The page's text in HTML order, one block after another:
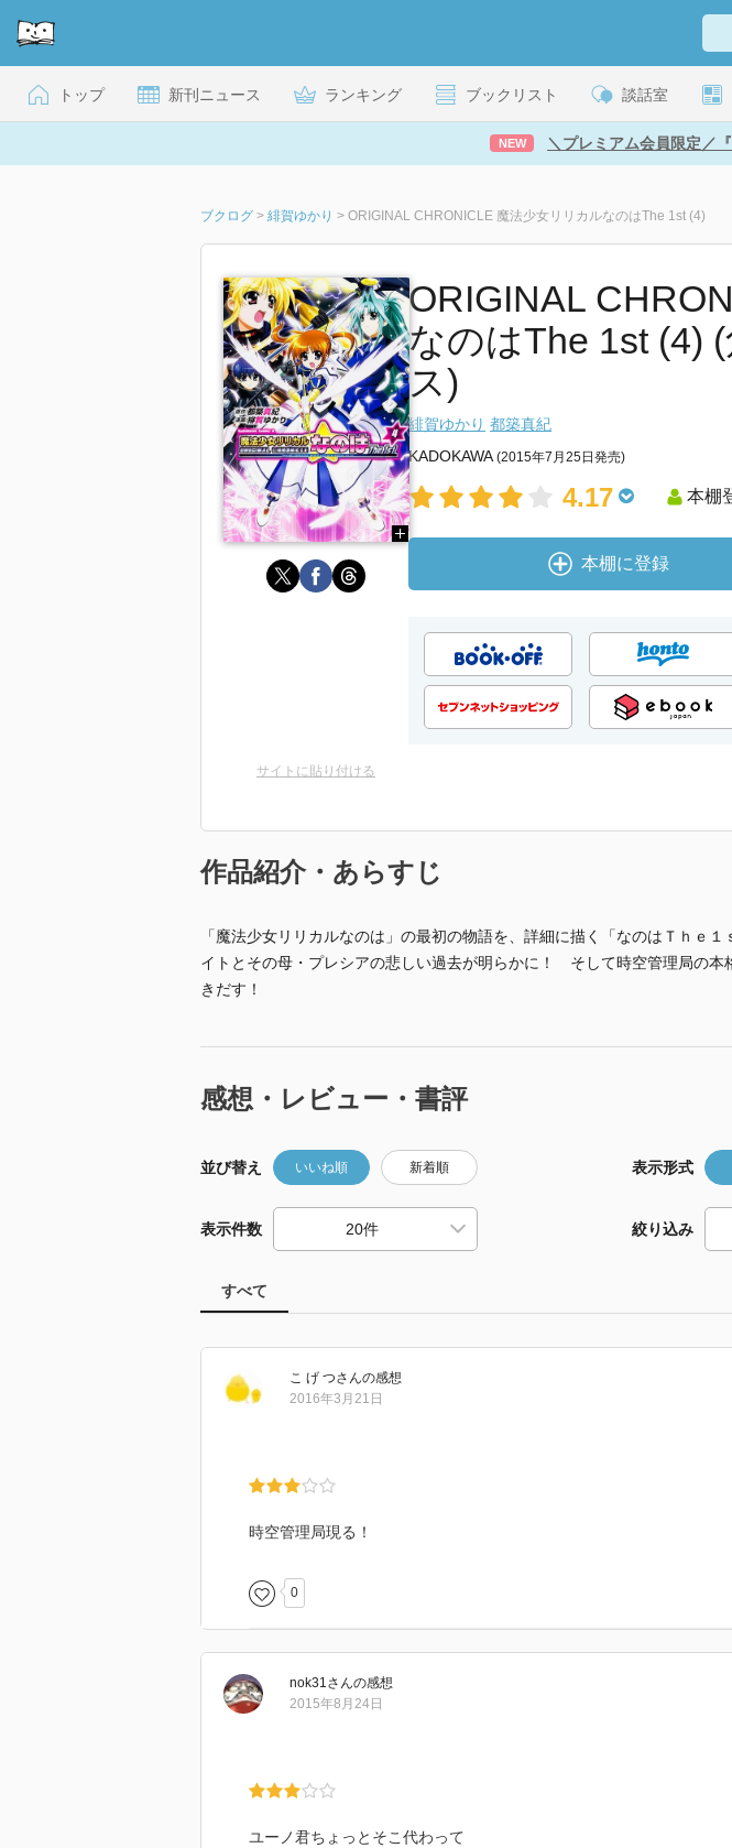
トップ 新刊ニュース ランキング ブックリスト 談話室
NEW ＼プレミアム会員限定／
ブクログ > 緋賀ゆかり > ORIGINAL CHRONICLE 魔法少女リリカルなのはThe 1st (4)
ORIGINAL
なのはThe 1st (4)
ス)
緋賀ゆかり 都築真紀
KADOKAWA(2015年7月25日発売)
4.17 本棚
本棚に登録
サイトに貼り付ける
作品紹介・あらすじ
「魔法少女リリカルなのは」の最初の物語を、詳細に描く「なのはＴｈｅ１
イトとその母・プレシアの悲しい過去が明らかに！ そして時空管理局の本
きだす！
感想・レビュー・書評
並び替え いいね順 新着順 表示形式
表示件数 絞り込み
すべて
こ げ つさんの感想
2016年3月21日
時空管理局現る！
0
nok31さんの感想
2015年8月24日
ユーノ君ちょっとそこ代わって